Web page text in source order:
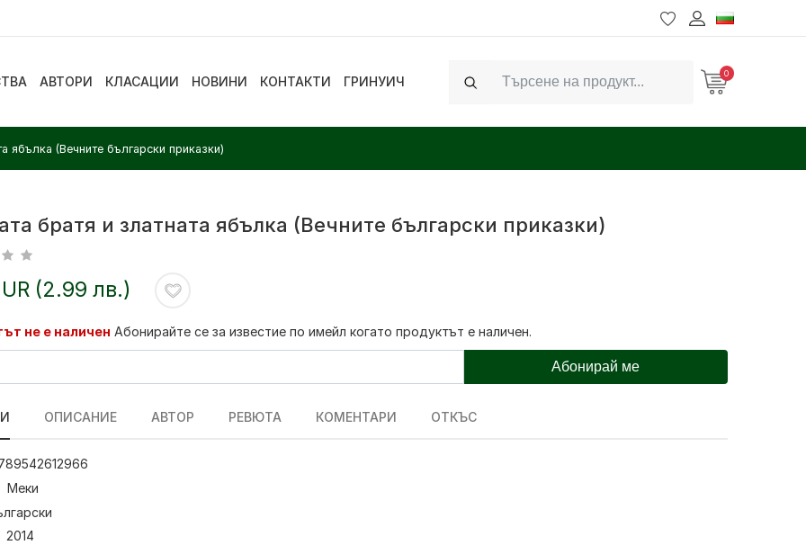
АВТОРИ КЛАСАЦИИ НОВИНИ КОНТАКТИ ГРИНУИЧ
Search
0
ябълка (Вечните български приказки)
братя и златната ябълка (Вечните български приказки)
(2.99 лв.)
не е наличен Абонирайте се за известие по имейл когато продуктът е наличен.
Абонирай ме
ОПИСАНИЕ АВТОР РЕВЮТА КОМЕНТАРИ ОТКЪС
Меки
2014